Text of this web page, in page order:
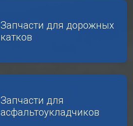
Запчасти для дорожных
катков
Запчасти для
асфальтоукладчиков